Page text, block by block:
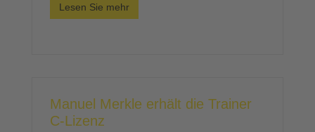
Lesen Sie mehr
Manuel Merkle erhält die Trainer
C-Lizenz